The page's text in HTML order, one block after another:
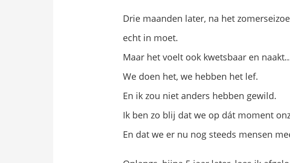
Drie maanden later, na het
echt in moet.
Maar het voelt ook kwetsbaar en
We doen het, we hebben het lef.
En ik zou niet anders hebben gewild.
Ik ben zo blij dat we op dát moment
En dat we er nu nog steeds mensen